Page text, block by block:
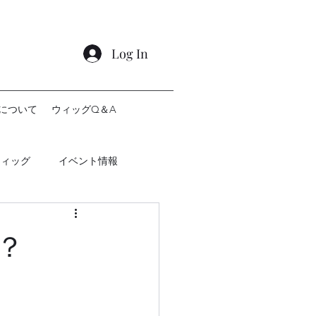
Log In
ついて ウィッグQ＆A
ッグ イベント情報